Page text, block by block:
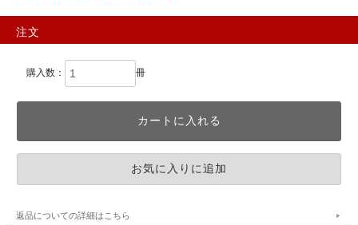
注文
購入数： 冊
返品についての詳細はこちら